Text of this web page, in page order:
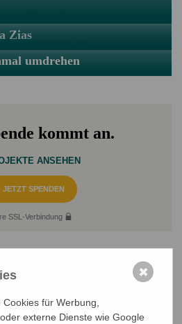
Zias
umdrehen
kommt an.
ANSEHEN
JETZT SPENDEN
SSL-Verbindung
für Werbung,
externe Dienste wie Google
✖